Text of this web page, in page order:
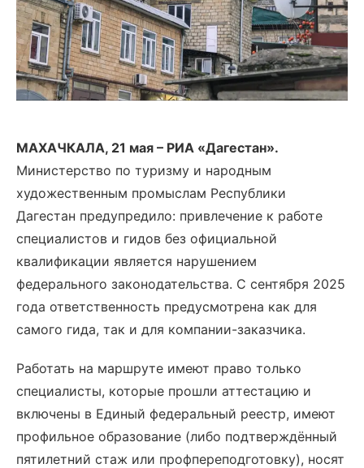
МАХАЧКАЛА, 21 мая – РИА «Дагестан».
Министерство по туризму и народным
художественным промыслам Республики
Дагестан предупредило: привлечение к работе
специалистов и гидов без официальной
квалификации является нарушением
федерального законодательства. С сентября 2025
года ответственность предусмотрена как для
самого гида, так и для компании-заказчика.
Работать на маршруте имеют право только
специалисты, которые прошли аттестацию и
включены в Единый федеральный реестр, имеют
профильное образование (либо подтверждённый
пятилетний стаж или профпереподготовку), носят